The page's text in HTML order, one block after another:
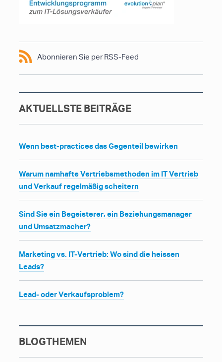
Abonnieren Sie per RSS-Feed
AKTUELLSTE BEITRÄGE
Wenn best-practices das Gegenteil bewirken
Warum namhafte Vertriebsmethoden im IT Vertrieb
und Verkauf regelmäßig scheitern
Sind Sie ein Begeisterer, ein Beziehungsmanager
und Umsatzmacher?
Marketing vs. IT-Vertrieb: Wo sind die heissen
Leads?
Lead- oder Verkaufsproblem?
BLOGTHEMEN